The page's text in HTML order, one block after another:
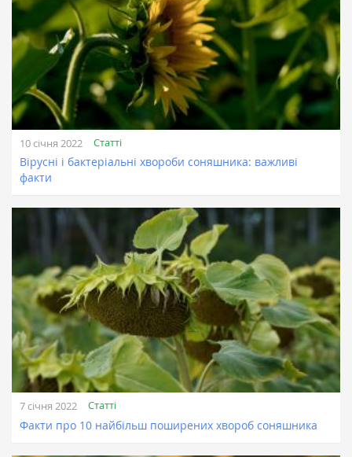
10 січня 2022 Статті
Вірусні і бактеріальні хвороби соняшника: важливі
факти
7 січня 2022 Статті
Факти про 10 найбільш поширених хвороб соняшника